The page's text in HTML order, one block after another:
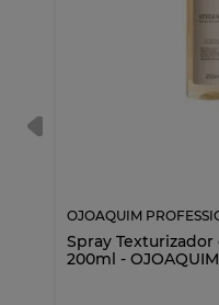
OJOAQUIM
Spray Texturizador
200ml -